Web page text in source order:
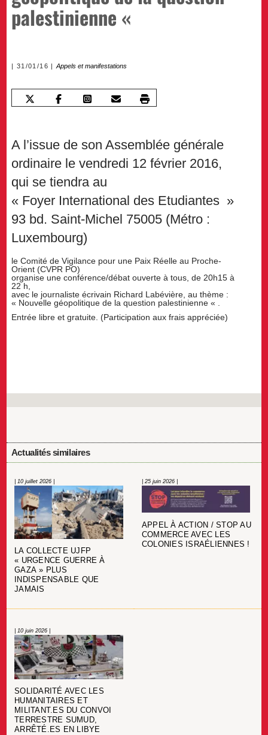
palestinienne «
31/01/16 Appels et manifestations
A l’issue de son Assemblée générale
ordinaire le vendredi 12 février 2016,
qui se tiendra au
« Foyer International des Etudiantes »
93 bd. Saint-Michel 75005 (Métro :
Luxembourg)
le Comité de Vigilance pour une Paix Réelle au Proche-
Orient (CVPR PO)
organise une conférence/débat ouverte à tous, de 20h15 à
22 h,
avec le journaliste écrivain Richard Labévière, au thème :
« Nouvelle géopolitique de la question palestinienne « .
Entrée libre et gratuite. (Participation aux frais appréciée)
Actualités similaires
| 10 juillet 2026 |
LA COLLECTE UJFP
« URGENCE GUERRE À
GAZA » PLUS
INDISPENSABLE QUE
JAMAIS
| 25 juin 2026 |
APPEL À ACTION / STOP AU
COMMERCE AVEC LES
COLONIES ISRAÉLIENNES !
| 10 juin 2026 |
SOLIDARITÉ AVEC LES
HUMANITAIRES ET
MILITANT.ES DU CONVOI
TERRESTRE SUMUD,
ARRÊTÉ.ES EN LIBYE